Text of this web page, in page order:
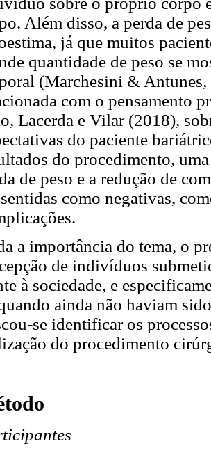
Além disso, a perda de
já que muitos
quantidade de peso se
(Marchesini & Antunes,
com o pensamento
Lacerda e Vilar (2018),
do paciente
do procedimento,
de peso e a redução de
como negativas,
a importância do tema, o
de indivíduos
à sociedade, e
ainda não haviam
se identificar os
do procedimento